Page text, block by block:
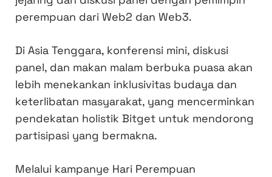
perempuan dari Web2 dan Web3.
Di Asia Tenggara, konferensi mini, diskusi
panel, dan makan malam berbuka puasa akan
lebih menekankan inklusivitas budaya dan
keterlibatan masyarakat, yang mencerminkan
pendekatan holistik Bitget untuk mendorong
partisipasi yang bermakna.
Melalui kampanye Hari Perempuan